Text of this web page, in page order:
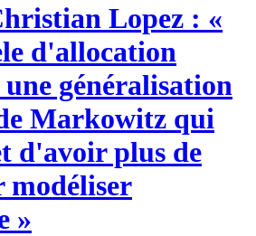
Lopez : «
d'allocation
généralisation
Markowitz qui
d'avoir plus de
»